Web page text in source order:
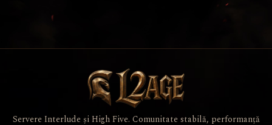
Servere Interlude și High Five. Comunitate stabilă, performanță